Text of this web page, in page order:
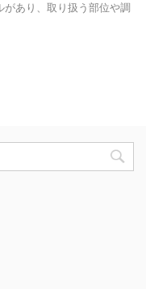
があり、取り扱う部位や調